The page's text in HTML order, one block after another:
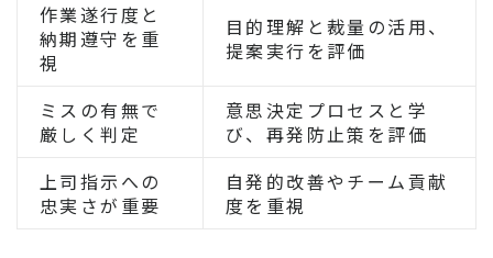
作業遂行度と
納期遵守を重
視
目的理解と裁量の活用、
提案実行を評価
ミスの有無で
厳しく判定
意思決定プロセスと学
び、再発防止策を評価
上司指示への
忠実さが重要
自発的改善やチーム貢献
度を重視